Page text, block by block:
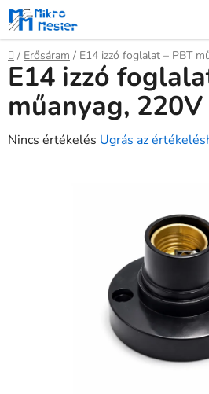
Ugrás
fő
tartalomhoz
Kezdőlap
/ Erősáram / E14 izzó foglalat – PBT
E14 izzó
műanyag,
A
Nincs értékelés Ugrás az